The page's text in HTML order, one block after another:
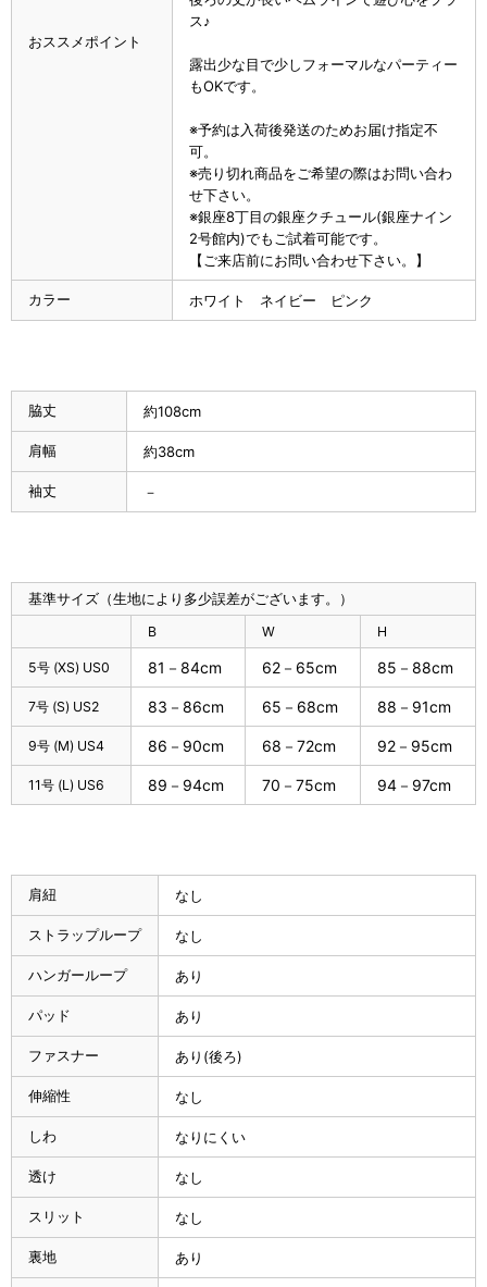
おススメポイント
ス♪
露出少な目で少しフォーマルなパーティー
もOKです。
※予約は入荷後発送のためお届け指定不
可。
※売り切れ商品をご希望の際はお問い合わ
せ下さい。
※銀座8丁目の銀座クチュール(銀座ナイン
2号館内)でもご試着可能です。
【ご来店前にお問い合わせ下さい。】
カラー ホワイト ネイビー ピンク
脇丈 約108cm
肩幅 約38cm
袖丈 －
基準サイズ（生地により多少誤差がございます。）
B W H
5号 (XS) US0 81－84cm 62－65cm 85－88cm
7号 (S) US2 83－86cm 65－68cm 88－91cm
9号 (M) US4 86－90cm 68－72cm 92－95cm
11号 (L) US6 89－94cm 70－75cm 94－97cm
肩紐 なし
ストラップループ なし
ハンガーループ あり
パッド あり
ファスナー あり(後ろ)
伸縮性 なし
しわ なりにくい
透け なし
スリット なし
裏地 あり